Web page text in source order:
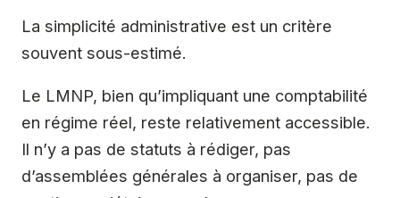
La simplicité administrative est un critère
souvent sous-estimé.
Le LMNP, bien qu’impliquant une comptabilité
en régime réel, reste relativement accessible.
Il n’y a pas de statuts à rédiger, pas
d’assemblées générales à organiser, pas de